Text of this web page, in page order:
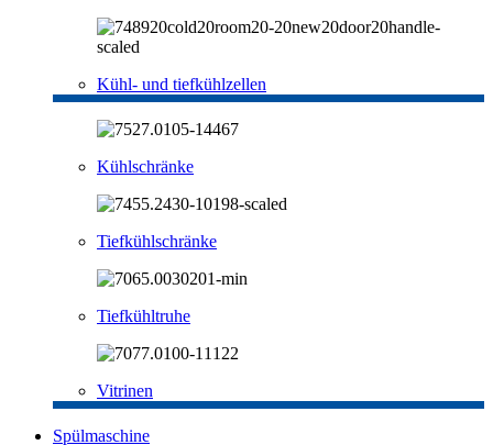
Kühl- und tiefkühlzellen
Kühlschränke
Tiefkühlschränke
Tiefkühltruhe
Vitrinen
Spülmaschine